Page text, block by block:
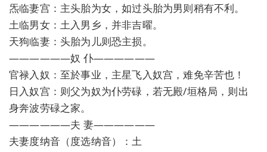
炁临妻宫：主头胎为女，如过头胎为男则稍有不利。
土临男女：土入男乡，并非吉曜。
天狗临妻：头胎为儿则恐主损。
——————奴 仆——————
官禄入奴：至於事业，主星飞入奴宫，难免辛苦也！
日入奴宫：则父为奴为仆劳碌，若无殿/垣格局，则出
身奔波劳碌之家。
——————夫 妻——————
夫妻度纳音（度选纳音）：土